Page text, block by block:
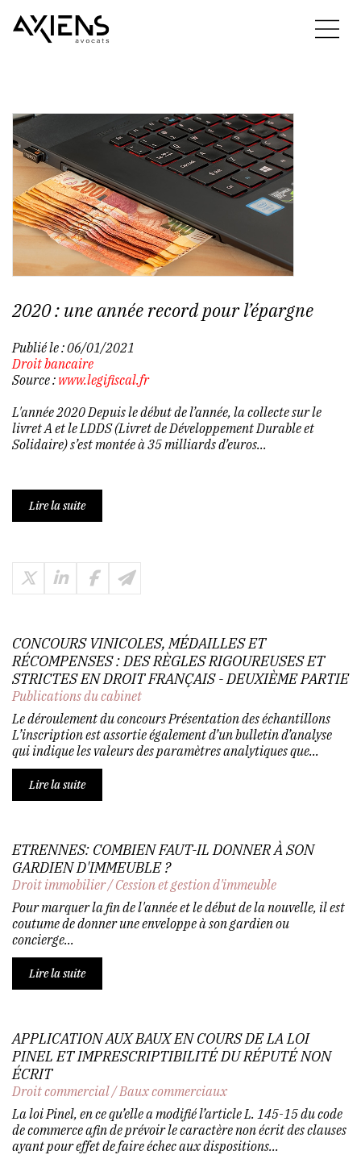
2020 : une année record pour l’épargne
Publié le :06/01/2021
Droit bancaire
Source : www.legifiscal.fr
L'année 2020 Depuis le début de l’année, la collecte sur le
livret A et le LDDS (Livret de Développement Durable et
Solidaire) s’est montée à 35 milliards d’euros...
Lire la suite
CONCOURS VINICOLES, MÉDAILLES ET
RÉCOMPENSES : DES RÈGLES RIGOUREUSES ET
STRICTES EN DROIT FRANÇAIS - DEUXIÈME PARTIE
Publications du cabinet
Le déroulement du concours Présentation des échantillons
L’inscription est assortie également d’un bulletin d’analyse
qui indique les valeurs des paramètres analytiques que...
Lire la suite
ETRENNES: COMBIEN FAUT-IL DONNER À SON
GARDIEN D'IMMEUBLE ?
Droit immobilier/Cession et gestion d'immeuble
Pour marquer la fin de l'année et le début de la nouvelle, il est
coutume de donner une enveloppe à son gardien ou
concierge...
Lire la suite
APPLICATION AUX BAUX EN COURS DE LA LOI
PINEL ET IMPRESCRIPTIBILITÉ DU RÉPUTÉ NON
ÉCRIT
Droit commercial/Baux commerciaux
La loi Pinel, en ce qu’elle a modifié l’article L. 145-15 du code
de commerce afin de prévoir le caractère non écrit des clauses
ayant pour effet de faire échec aux dispositions...